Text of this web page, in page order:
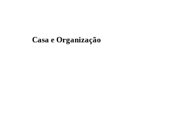
Casa e Organização